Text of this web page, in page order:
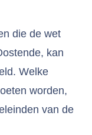
die de wet
kan
Welke
worden,
van de